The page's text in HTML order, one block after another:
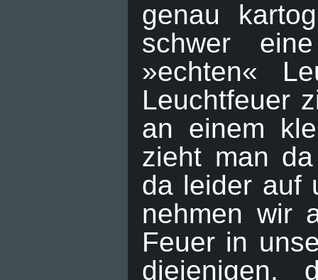
genau
schwer
»echten«
Leuchtfeuer
an einem
zieht man
da leider auf
nehmen wir
Feuer in
diejenigen,